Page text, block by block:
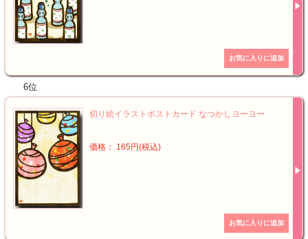
6位
切り絵イラストポストカード なつかしヨーヨー
価格： 165円(税込)